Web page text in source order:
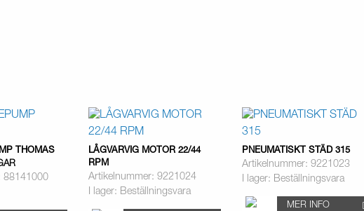
THOMAS
88141000
LÅGVARVIG MOTOR 22/44
RPM
Artikelnummer: 9221024
I lager: Beställningsvara
PNEUMATISKT STÄD 315
Artikelnummer: 9221023
I lager: Beställningsvara
MER INFO